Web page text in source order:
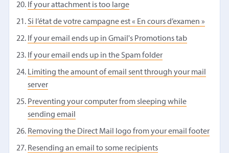
If your attachment is too large
Si l’état de votre campagne est « En cours d’examen »
If your email ends up in Gmail's Promotions tab
If your email ends up in the Spam folder
Limiting the amount of email sent through your mail
server
Preventing your computer from sleeping while
sending email
Removing the Direct Mail logo from your email footer
Resending an email to some recipients